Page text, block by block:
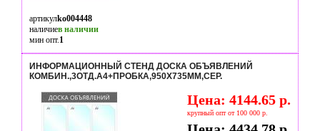
артикулko004448
наличиев наличии
мин опт.1
ИНФОРМАЦИОННЫЙ СТЕНД ДОСКА ОБЪЯВЛЕНИЙ
КОМБИН.,3ОТД.А4+ПРОБКА,950Х735ММ,СЕР.
Цена: 4144.65 р.
крупный опт от 100 000 р.